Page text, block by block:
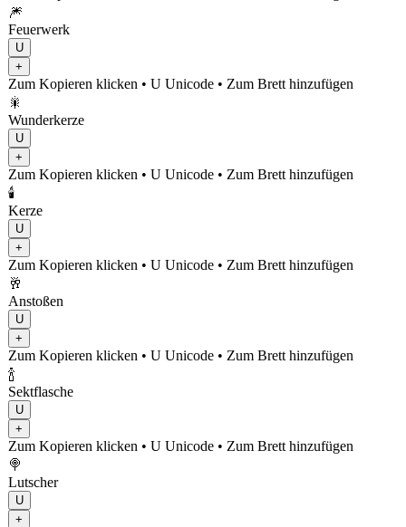
🎆
Feuerwerk
U
+
Zum Kopieren klicken • U Unicode • Zum Brett hinzufügen
🎇
Wunderkerze
U
+
Zum Kopieren klicken • U Unicode • Zum Brett hinzufügen
🕯️
Kerze
U
+
Zum Kopieren klicken • U Unicode • Zum Brett hinzufügen
🥂
Anstoßen
U
+
Zum Kopieren klicken • U Unicode • Zum Brett hinzufügen
🍾
Sektflasche
U
+
Zum Kopieren klicken • U Unicode • Zum Brett hinzufügen
🍭
Lutscher
U
+